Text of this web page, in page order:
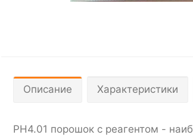
Описание Характеристики
PH4.01 порошок с реагентом -